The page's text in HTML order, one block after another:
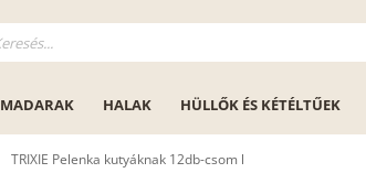
MADARAK HALAK HÜLLŐK ÉS KÉTÉLTŰEK
TRIXIE Pelenka kutyáknak 12db-csom l